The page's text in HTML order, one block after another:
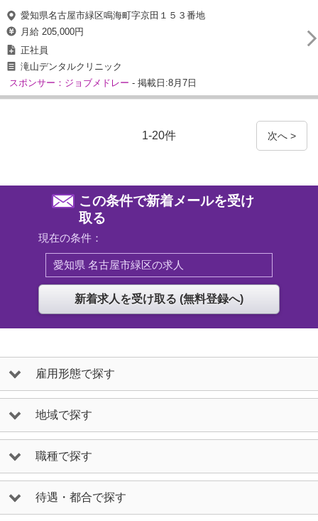
愛知県名古屋市緑区鳴海町字京田１５３番地
月給 205,000円
正社員
滝山デンタルクリニック
スポンサー：ジョブメドレー - 掲載日:8月7日
1-20件 次へ >
この条件で新着メールを受け
取る
現在の条件：
愛知県 名古屋市緑区の求人
雇用形態で探す
地域で探す
職種で探す
待遇・都合で探す